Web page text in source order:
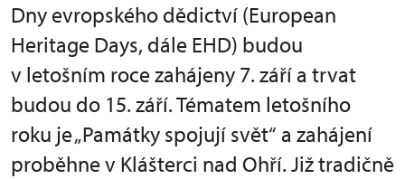
Dny evropského dědictví (European
Heritage Days, dále EHD) budou
v letošním roce zahájeny 7. září a trvat
budou do 15. září. Tématem letošního
roku je „Památky spojují svět“ a zahájení
proběhne v Klášterci nad Ohří. Již tradičně